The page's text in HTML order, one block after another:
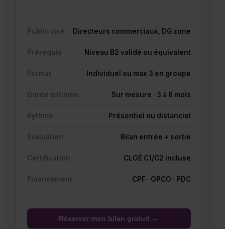
Public visé Directeurs commerciaux, DG zone
Prérequis Niveau B2 validé ou équivalent
Format Individuel ou max 3 en groupe
Durée estimée Sur mesure · 3 à 6 mois
Rythme Présentiel ou distanciel
Évaluation Bilan entrée + sortie
Certification CLOÉ C1/C2 incluse
Financement CPF · OPCO · PDC
Réserver mon bilan gratuit →